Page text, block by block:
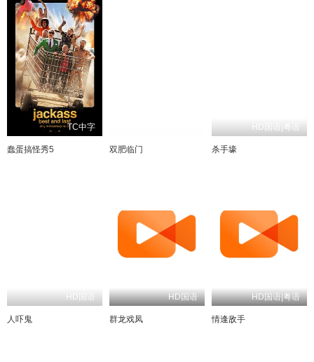
TC中字
蠢蛋搞怪秀5 双肥临门
HD国语|粤语
杀手壕
HD国语
人吓鬼
HD国语
群龙戏凤
HD国语|粤语
情逢敌手